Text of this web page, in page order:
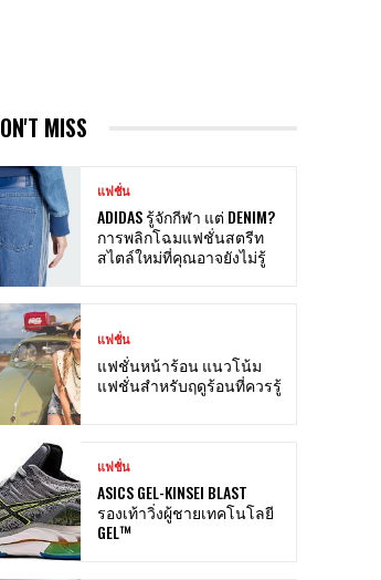
MISS
แฟชั่น
ADIDAS รู้จักกีฬา แต่ DENIM?
การพลิกโฉมแฟชั่นสตรีท
สไตล์ใหม่ที่คุณอาจยังไม่รู้
แฟชั่น
แฟชั่นหน้าร้อน แนวโน้ม
แฟชั่นสำหรับฤดูร้อนที่ควรรู้
แฟชั่น
ASICS GEL-KINSEI BLAST
รองเท้าวิ่งผู้ชายเทคโนโลยี
GEL™